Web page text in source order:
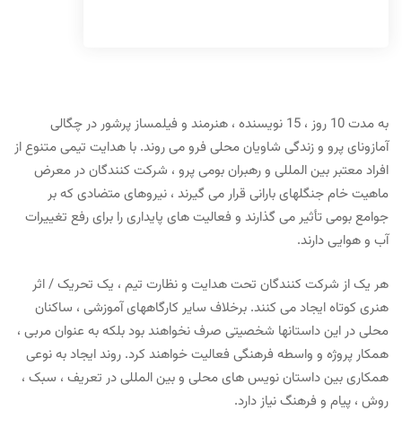
به مدت 10 روز ، 15 نویسنده ، هنرمند و فیلمساز پرشور در چگالی
آمازونای پرو و ​​زندگی شاویان محلی فرو می روند. با هدایت تیمی متنوع از
افراد معتبر بین المللی و رهبران بومی پرو ، شرکت کنندگان در معرض
ماهیت خام جنگلهای بارانی قرار می گیرند ، نیروهای متضادی که بر
جوامع بومی تأثیر می گذارند و فعالیت های پایداری را برای رفع تغییرات
آب و هوایی دارند.
هر یک از شرکت کنندگان تحت هدایت و نظارت تیم ، یک تحریک / اثر
هنری کوتاه ایجاد می کنند. برخلاف سایر کارگاههای آموزشی ، ساکنان
محلی در این داستانها شخصیتی صرف نخواهند بود بلکه به عنوان مربی ،
همکار پروژه و واسطه فرهنگی فعالیت خواهند کرد. روند ایجاد به نوعی
همکاری بین داستان نویس های محلی و بین المللی در تعریف ، سبک ،
روش ، پیام و فرهنگ نیاز دارد.